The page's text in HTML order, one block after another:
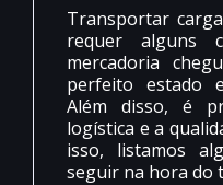
Transportar
requer alguns
mercadoria
perfeito estado
Além disso, é
logística e a
isso, listamos
seguir na hora do